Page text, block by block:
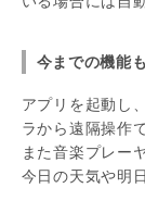
今までの機能
アプリを起動し
ラから遠隔操作
また音楽プレー
今日の天気や明